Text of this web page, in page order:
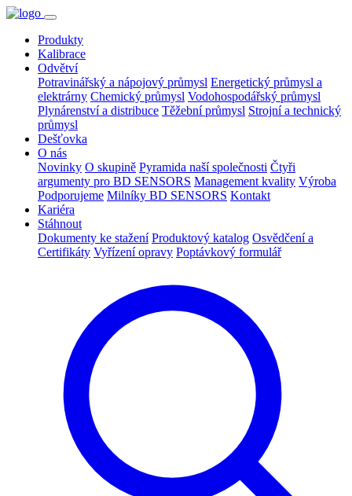
Produkty
Kalibrace
Odvětví
Potravinářský a nápojový průmysl Energetický průmysl a
elektrárny Chemický průmysl Vodohospodářský průmysl
Plynárenství a distribuce Těžební průmysl Strojní a technický
průmysl
Dešťovka
O nás
Novinky O skupině Pyramida naší společnosti Čtyři
argumenty pro BD SENSORS Management kvality Výroba
Podporujeme Milníky BD SENSORS Kontakt
Kariéra
Stáhnout
Dokumenty ke stažení Produktový katalog Osvědčení a
Certifikáty Vyřízení opravy Poptávkový formulář